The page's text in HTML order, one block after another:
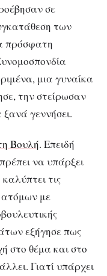
σε
των
πρόσφατη
μια γυναίκα
την στείρωσαν
γεννήσει.
Βουλή. Επειδή
να υπάρξει
τις
με
εξήγησε πως
στο θέμα και στο
Γιατί υπάρχει